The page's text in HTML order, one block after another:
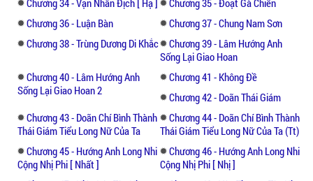
Chương 36 - Luận Bàn
Chương 37 - Chung Nam Sơn
Chương 38 - Trùng Dương Di Khắc
Chương 39 - Lâm Hướng Anh
Sống Lại Giao Hoan
Chương 40 - Lâm Hướng Anh
Sống Lại Giao Hoan 2
Chương 41 - Không Đề
Chương 42 - Doãn Thái Giám
Chương 43 - Doãn Chí Bình Thành
Thái Giám Tiểu Long Nữ Của Ta
Chương 44 - Doãn Chí Bình Thành
Thái Giám Tiểu Long Nữ Của Ta (Tt)
Chương 45 - Hướng Anh Long Nhi
Cộng Nhị Phi [ Nhất ]
Chương 46 - Hướng Anh Long Nhi
Cộng Nhị Phi [ Nhị ]